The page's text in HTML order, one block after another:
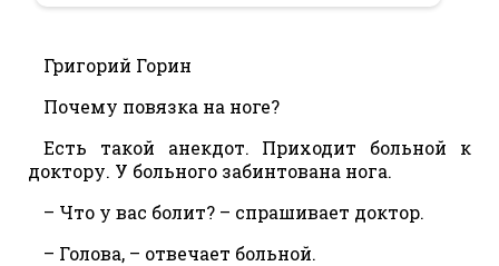
Григорий Горин
Почему повязка на ноге?
Eсть такой анекдот. Приходит больной к
доктору. У больного забинтована нога.
– Что у вас болит? – спрашивает доктор.
– Голова, – отвечает больной.